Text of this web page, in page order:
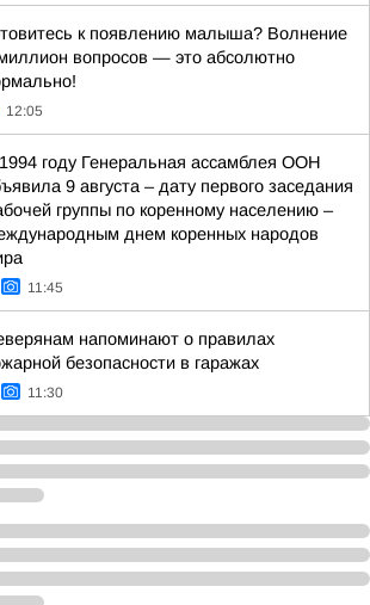
к появлению малыша? Волнение
вопросов — это абсолютно
12:05
году Генеральная ассамблея ООН
9 августа – дату первого заседания
группы по коренному населению –
днем коренных народов
11:45
напоминают о правилах
безопасности в гаражах
11:30